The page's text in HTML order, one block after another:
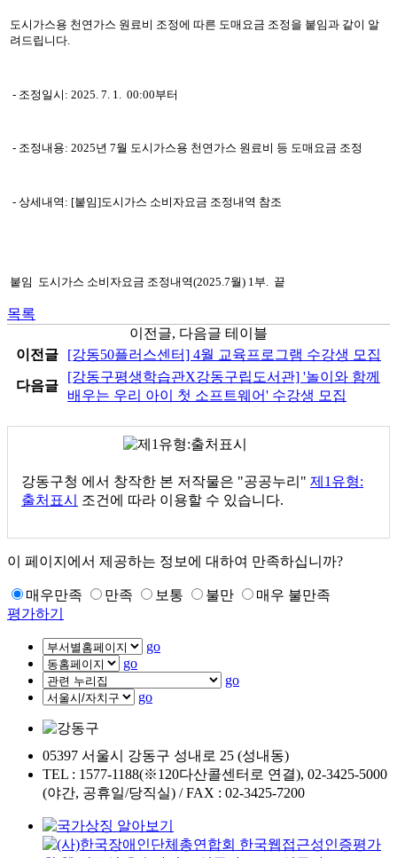
도시가스용 천연가스 원료비 조정에 따른 도매요금 조정을 붙임과 같이 알
려드립니다.
- 조정일시: 2025. 7. 1. 00:00부터
- 조정내용: 2025년 7월 도시가스용 천연가스 원료비 등 도매요금 조정
- 상세내역: [붙임]도시가스 소비자요금 조정내역 참조
붙임 도시가스 소비자요금 조정내역(2025.7월) 1부. 끝
목록
이전글, 다음글 테이블
이전글
[강동50플러스센터] 4월 교육프로그램 수강생 모집
다음글
[강동구평생학습관X강동구립도서관] '놀이와 함께
배우는 우리 아이 첫 소프트웨어' 수강생 모집
강동구청 에서 창작한 본 저작물은 "공공누리" 제1유형:
출처표시
조건에 따라 이용할 수 있습니다.
이 페이지에서 제공하는 정보에 대하여 만족하십니까?
매우만족 만족 보통 불만
매우 불만족
평가하기
go
go
go
go
05397 서울시 강동구 성내로 25 (성내동)
TEL : 1577-1188(※120다산콜센터로 연결), 02-3425-5000
(야간, 공휴일/당직실) / FAX : 02-3425-7200